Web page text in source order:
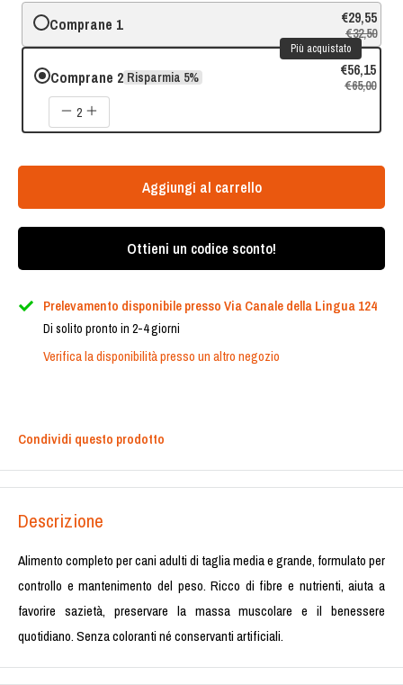
Comprane 1 €29,55
€32,50
Comprane 2 Risparmia 5% €56,15
€65,00
Più acquistato
2
Aggiungi al carrello
Ottieni un codice sconto!
Prelevamento disponibile presso Via Canale della Lingua 124
Di solito pronto in 2-4 giorni
Verifica la disponibilità presso un altro negozio
Condividi questo prodotto
Descrizione
Alimento completo per cani adulti di taglia media e grande, formulato per
controllo e mantenimento del peso. Ricco di fibre e nutrienti, aiuta a
favorire sazietà, preservare la massa muscolare e il benessere
quotidiano. Senza coloranti né conservanti artificiali.